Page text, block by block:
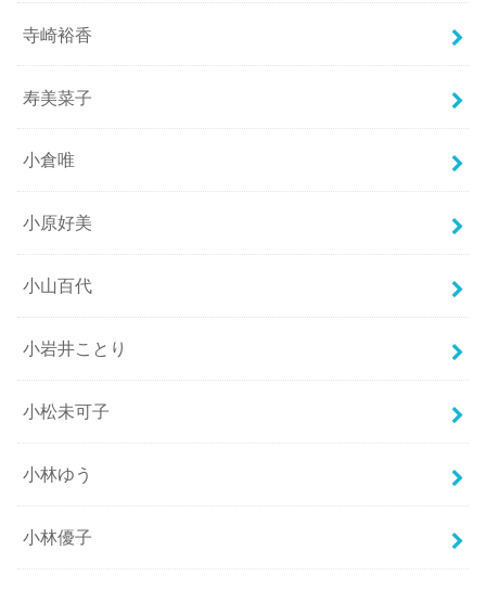
寺崎裕香
寿美菜子
小倉唯
小原好美
小山百代
小岩井ことり
小松未可子
小林ゆう
小林優子